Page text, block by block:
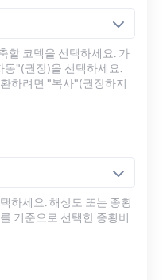
할 코덱을 선택하세요. 가
동"(권장)을 선택하세요.
하려면 "복사"(권장하지
하세요. 해상도 또는 종횡
기준으로 선택한 종횡비